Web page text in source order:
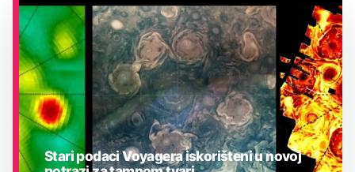
Stari podaci Voyagera iskorišteni u novoj